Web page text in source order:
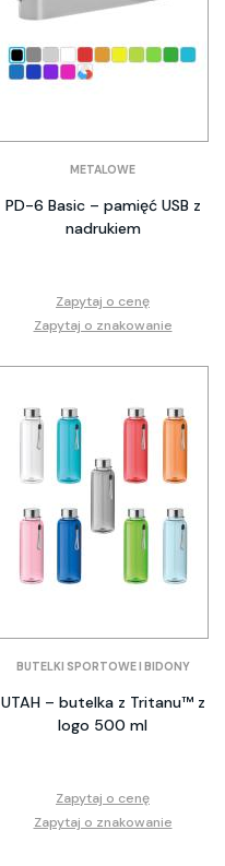
METALOWE
PD-6 Basic – pamięć USB z
nadrukiem
Zapytaj o cenę
Zapytaj o znakowanie
BUTELKI SPORTOWE I BIDONY
UTAH – butelka z Tritanu™ z
logo 500 ml
Zapytaj o cenę
Zapytaj o znakowanie